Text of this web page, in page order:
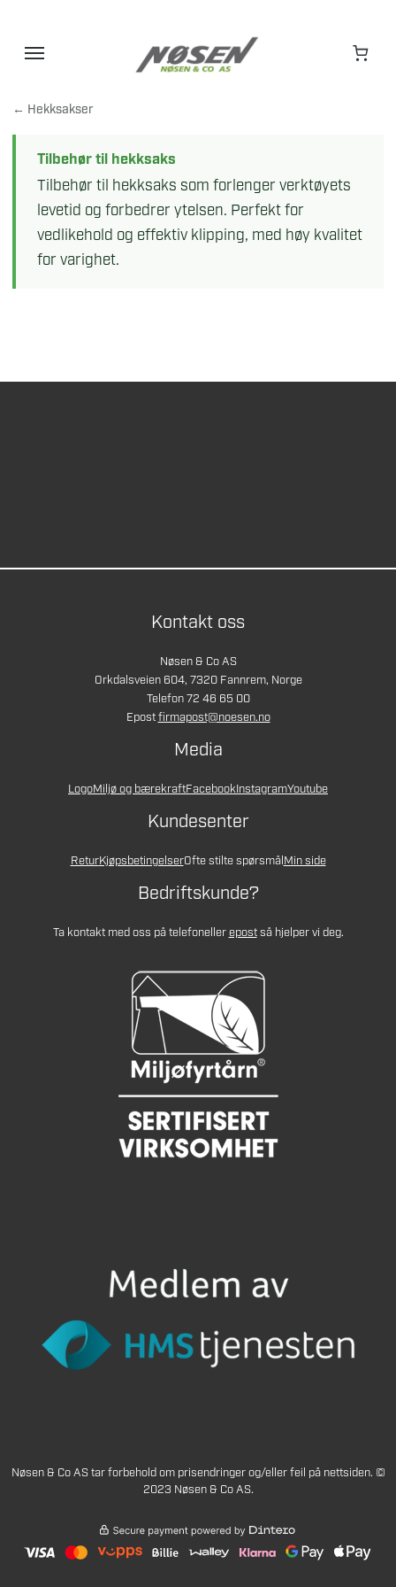
← Hekksakser
Tilbehør til hekksaks
Tilbehør til hekksaks som forlenger verktøyets
levetid og forbedrer ytelsen. Perfekt for
vedlikehold og effektiv klipping, med høy kvalitet
for varighet.
Kontakt oss
Nøsen & Co AS
Orkdalsveien 604, 7320 Fannrem, Norge
Telefon 72 46 65 00
Epostfirmapost@noesen.no
Media
LogoMiljø og bærekraftFacebookInstagramYoutube
Kundesenter
ReturKjøpsbetingelserOfte stilte spørsmålMin side
Bedriftskunde?
Ta kontakt med oss på telefonellerepostså hjelper vi deg.
Nøsen & Co AS tar forbehold om prisendringer og/eller feil på nettsiden. ©
2023 Nøsen & Co AS.